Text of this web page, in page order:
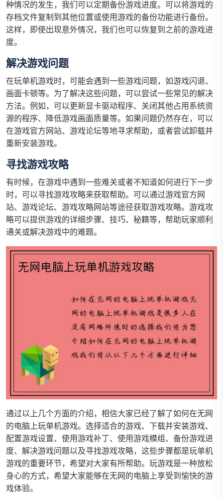
种情况的发生，我们可以定期备份游戏进度。可以将游戏的
存档文件复制到其他位置或使用游戏的备份功能进行备份。
这样，即使出现意外情况，我们也可以恢复到之前的游戏进
度。
解决游戏问题
在玩单机游戏时，可能会遇到一些游戏问题，如游戏闪退、
画面卡顿等。为了解决这些问题，可以尝试一些常见的解决
方法。例如，可以更新显卡驱动程序、关闭其他占用系统资
源的程序、降低游戏画面质量等。如果问题仍然存在，可以
在游戏官方网站、游戏论坛等地寻求帮助，或者尝试卸载并
重新安装游戏。
寻找游戏攻略
有时候，在游戏中遇到一些难关或者不知道如何进行下一步
时，可以寻找游戏攻略来获取帮助。可以通过游戏官方网
站、游戏论坛、游戏攻略网站等途径获取游戏攻略。游戏攻
略可以提供游戏的详细步骤、技巧、秘籍等，帮助玩家顺利
通关或解决游戏中的难题。
通过以上几个方面的介绍，相信大家已经了解了如何在无网
的电脑上玩单机游戏。选择适合的游戏、下载并安装游戏、
配置游戏设置、使用游戏补丁、使用游戏模组、备份游戏进
度、解决游戏问题以及寻找游戏攻略，这些步骤都是玩单机
游戏的重要环节，希望对大家有所帮助。玩游戏是一种放松
身心的方式，希望大家能够在无网的电脑上享受到愉快的游
戏体验。